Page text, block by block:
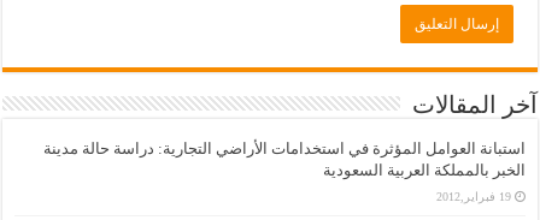
آخر المقالات
استبانة العوامل المؤثرة في استخدامات الأراضي التجارية: دراسة حالة مدينة
الخبر بالمملكة العربية السعودية
19 فبراير,2012